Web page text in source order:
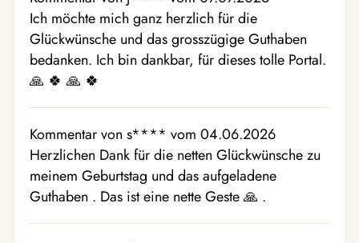
Ich möchte mich ganz herzlich für die
Glückwünsche und das grosszügige Guthaben
bedanken. Ich bin dankbar, für dieses tolle Portal.
🙏 🍀 🙏 🍀
Kommentar von s**** vom 04.06.2026
Herzlichen Dank für die netten Glückwünsche zu
meinem Geburtstag und das aufgeladene
Guthaben . Das ist eine nette Geste 🙏 .